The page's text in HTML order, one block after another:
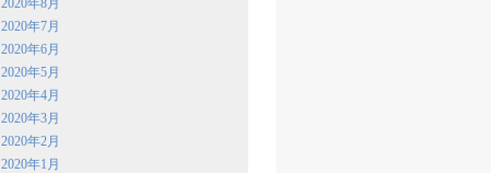
2020年8月
2020年7月
2020年6月
2020年5月
2020年4月
2020年3月
2020年2月
2020年1月